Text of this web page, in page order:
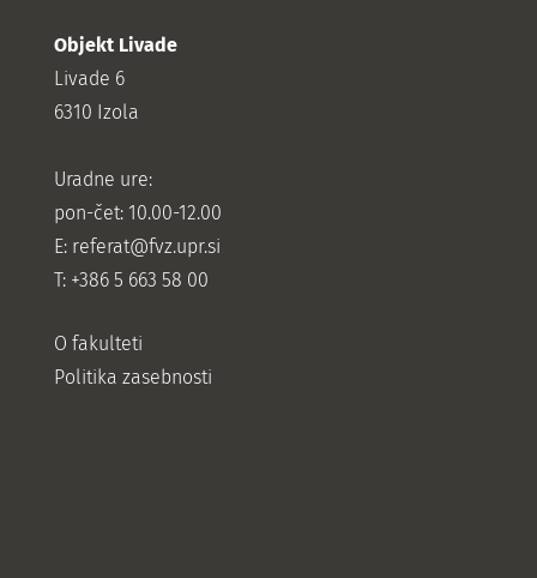
Objekt Livade
Livade 6
6310 Izola
Uradne ure:
pon-čet: 10.00-12.00
E: referat@fvz.upr.si
T: +386 5 663 58 00
O fakulteti
Politika zasebnosti